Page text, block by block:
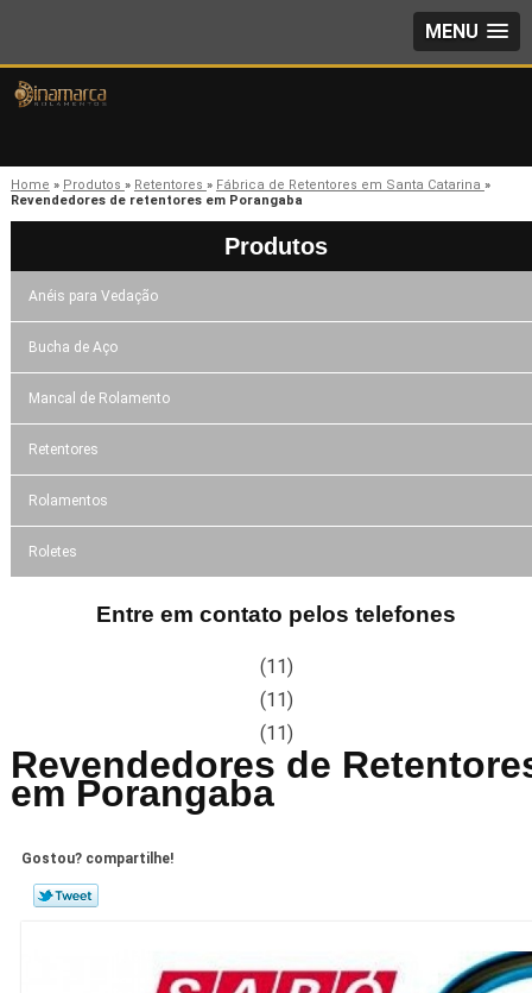
MENU
Home » Produtos » Retentores » Fábrica de Retentores em Santa Catarina »
Revendedores de retentores em Porangaba
Produtos
Anéis para Vedação
Bucha de Aço
Mancal de Rolamento
Retentores
Rolamentos
Roletes
Entre em contato pelos telefones
(11)
(11)
(11)
Revendedores de
em Porangaba
Gostou? compartilhe!